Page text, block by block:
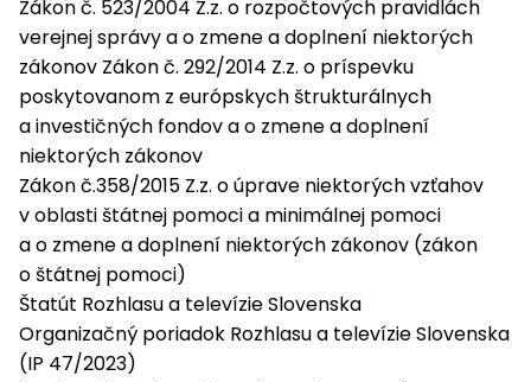
Zákon č. 523/2004 Z.z. o rozpočtových pravidlách
verejnej správy a o zmene a doplnení niektorých
zákonov Zákon č. 292/2014 Z.z. o príspevku
poskytovanom z európskych štrukturálnych
a investičných fondov a o zmene a doplnení
niektorých zákonov
Zákon č.358/2015 Z.z. o úprave niektorých vzťahov
v oblasti štátnej pomoci a minimálnej pomoci
a o zmene a doplnení niektorých zákonov (zákon
o štátnej pomoci)
Štatút Rozhlasu a televízie Slovenska
Organizačný poriadok Rozhlasu a televízie Slovenska
(IP 47/2023)